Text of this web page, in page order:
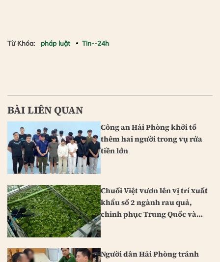
Từ Khóa: pháp luật Tin--24h
BÀI LIÊN QUAN
Công an Hải Phòng khởi tố
thêm hai người trong vụ rửa
tiền lớn
Chuối Việt vươn lên vị trí xuất
khẩu số 2 ngành rau quả,
chinh phục Trung Quốc và
Người dân Hải Phòng tránh